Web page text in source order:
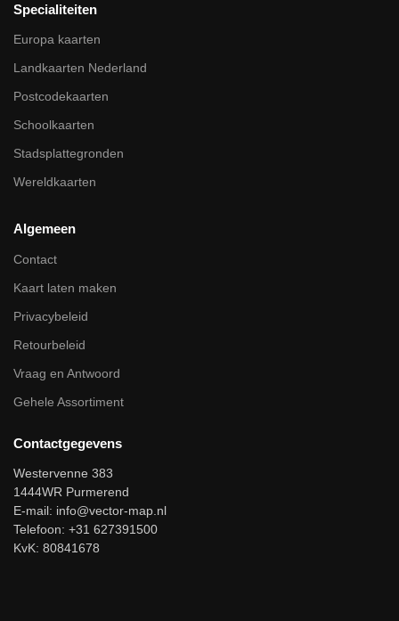
Specialiteiten
Europa kaarten
Landkaarten Nederland
Postcodekaarten
Schoolkaarten
Stadsplattegronden
Wereldkaarten
Algemeen
Contact
Kaart laten maken
Privacybeleid
Retourbeleid
Vraag en Antwoord
Gehele Assortiment
Contactgegevens
Westervenne 383
1444WR Purmerend
E-mail: info@vector-map.nl
Telefoon: +31 627391500
KvK: 80841678